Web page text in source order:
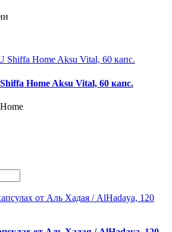
Home Aksu Vital, 60 капс.